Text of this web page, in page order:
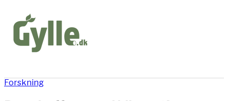
Forskning